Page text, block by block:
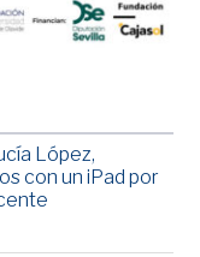
López,
con un iPad por